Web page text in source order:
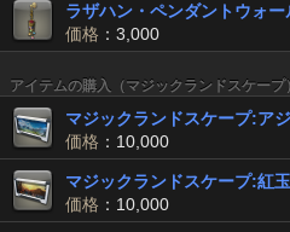
ラザハン・ペンダントウォー
価格 ：3,000
アイテムの購入（マジックランドスケープ
マジックランドスケープ:ア
価格 ：10,000
マジックランドスケープ:紅
価格 ：10,000